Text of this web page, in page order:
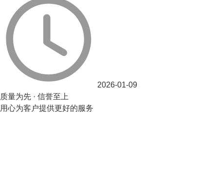
2026-01-09
质量为先 · 信誉至上
用心为客户提供更好的服务